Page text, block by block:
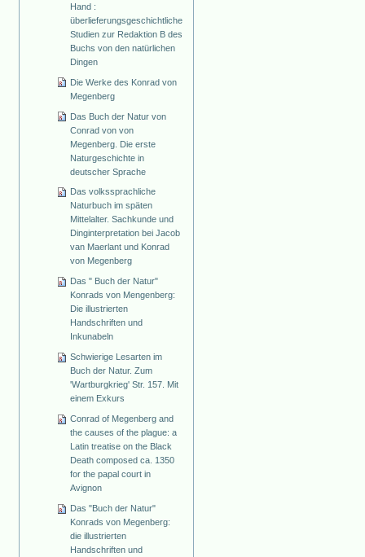
Hand :
überlieferungsgeschichtliche
Studien zur Redaktion B des
Buchs von den natürlichen
Dingen
Die Werke des Konrad von
Megenberg
Das Buch der Natur von
Conrad von von
Megenberg. Die erste
Naturgeschichte in
deutscher Sprache
Das volkssprachliche
Naturbuch im späten
Mittelalter. Sachkunde und
Dinginterpretation bei Jacob
van Maerlant und Konrad
von Megenberg
Das " Buch der Natur"
Konrads von Mengenberg:
Die illustrierten
Handschriften und
Inkunabeln
Schwierige Lesarten im
Buch der Natur. Zum
'Wartburgkrieg' Str. 157. Mit
einem Exkurs
Conrad of Megenberg and
the causes of the plague: a
Latin treatise on the Black
Death composed ca. 1350
for the papal court in
Avignon
Das "Buch der Natur"
Konrads von Megenberg:
die illustrierten
Handschriften und